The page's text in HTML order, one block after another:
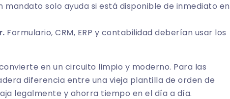
mandato solo ayuda si está disponible de inmediato en
Formulario, CRM, ERP y contabilidad deberían usar los
en un circuito limpio y moderno. Para las
diferencia entre una vieja plantilla de orden de
legalmente y ahorra tiempo en el día a día.